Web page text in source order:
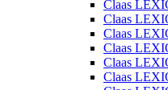
Claas
Claas
Claas
Claas
Claas
Claas